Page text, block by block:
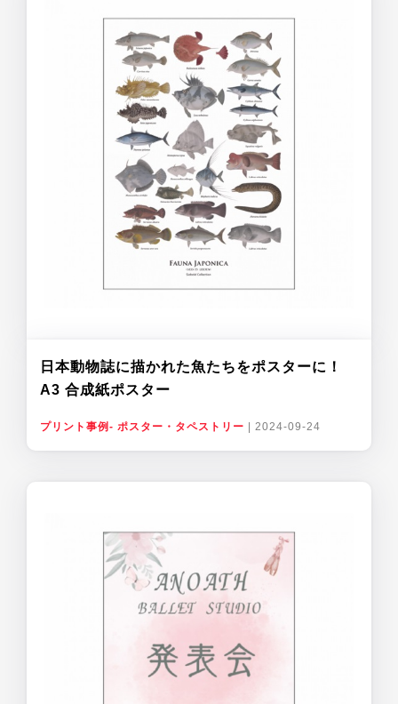
日本動物誌に描かれた魚たちをポスターに！
A3 合成紙ポスター
プリント事例- ポスター・タペストリー 2024-09-24